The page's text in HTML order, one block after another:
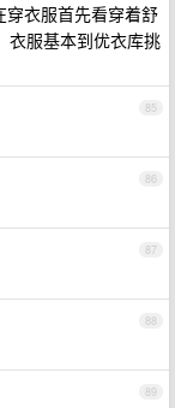
衣服首先看穿着舒
衣服基本到优衣库挑
85
86
87
88
89